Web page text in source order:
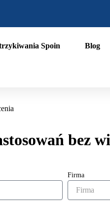
Spoin Blog
bez
Firma